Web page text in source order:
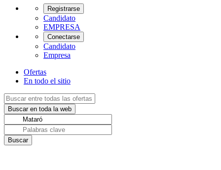
Registrarse
Candidato
EMPRESA
Conectarse
Candidato
Empresa
Ofertas
En todo el sitio